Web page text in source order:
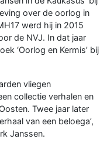
over de oorlog in
werd hij in 2015
de NVJ. In dat jaar
‘Oorlog en Kermis’ bij
vliegen
collectie verhalen en
Twee jaar later
van een beloega’,
Janssen.